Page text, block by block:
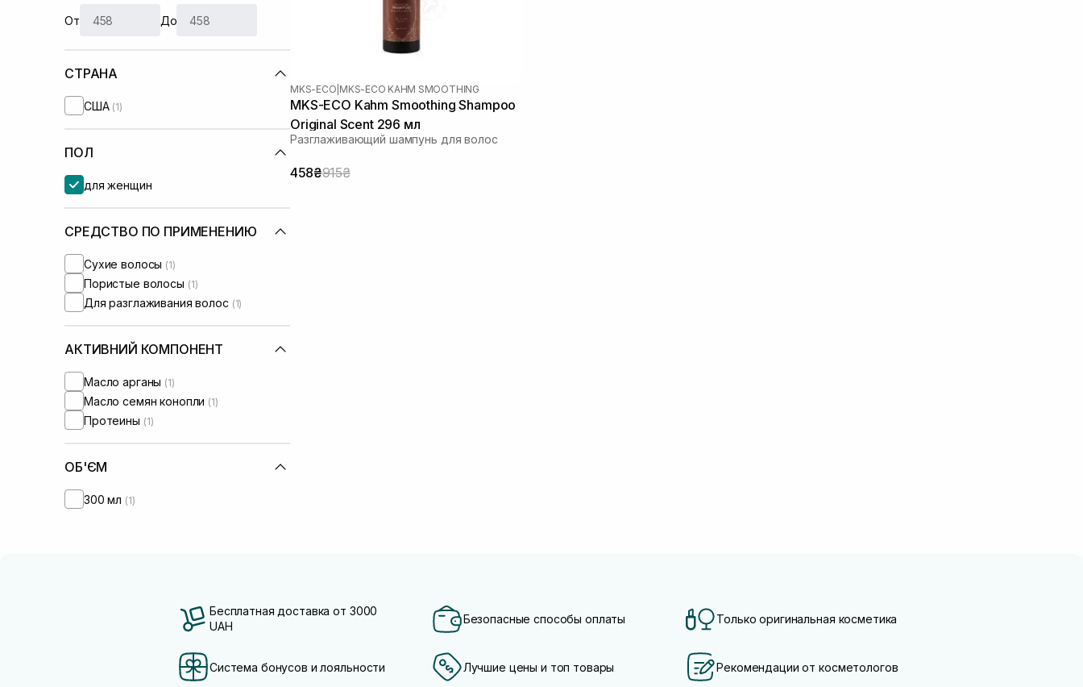
От До
СТРАНА
США (1)
ПОЛ
для женщин
СРЕДСТВО ПО ПРИМЕНЕНИЮ
Сухие волосы (1)
Пористые волосы (1)
Для разглаживания волос (1)
АКТИВНИЙ КОМПОНЕНТ
Масло арганы (1)
Масло семян конопли (1)
Протеины (1)
ОБ'ЄМ
300 мл (1)
MKS-ECO MKS-ECO KAHM SMOOTHING
MKS-ECO Kahm Smoothing Shampoo
Original Scent 296 мл
Разглаживающий шампунь для волос
458₴915₴
Бесплатная доставка от 3000
UAH
Безопасные способы оплаты Только оригинальная косметика
Система бонусов и лояльности Лучшие цены и топ товары Рекомендации от косметологов